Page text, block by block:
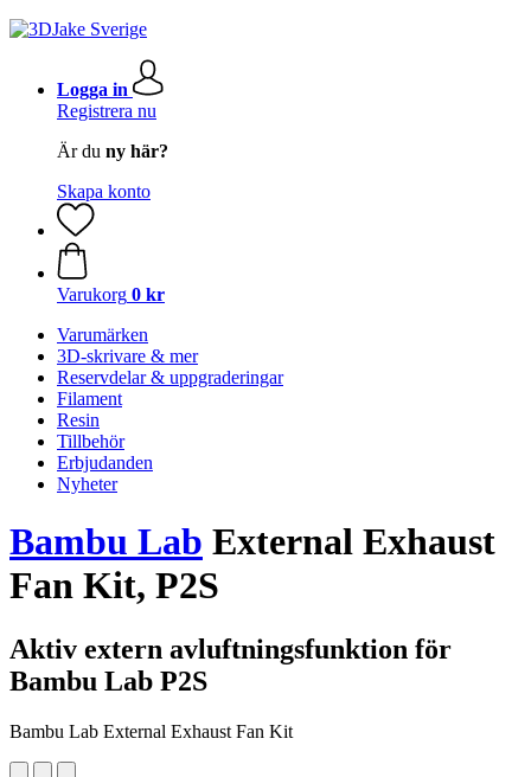
Logga in
Registrera nu
Är du ny här?
Skapa konto
Varukorg 0 kr
Varumärken
3D-skrivare & mer
Reservdelar & uppgraderingar
Filament
Resin
Tillbehör
Erbjudanden
Nyheter
Bambu Lab External Exhaust
Fan Kit, P2S
Aktiv extern avluftningsfunktion för
Bambu Lab P2S
Bambu Lab External Exhaust Fan Kit